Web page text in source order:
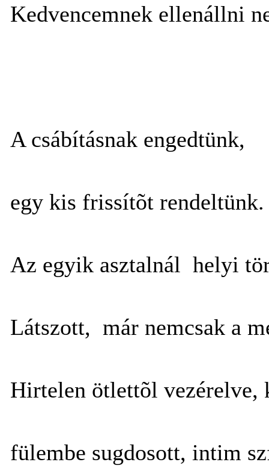
Kedvencemnek ellenállni
A csábításnak engedtünk,
egy kis frissítõt rendeltünk.
Az egyik asztalnál helyi
Látszott, már nemcsak a
Hirtelen ötlettõl vezérelve,
fülembe sugdosott, intim